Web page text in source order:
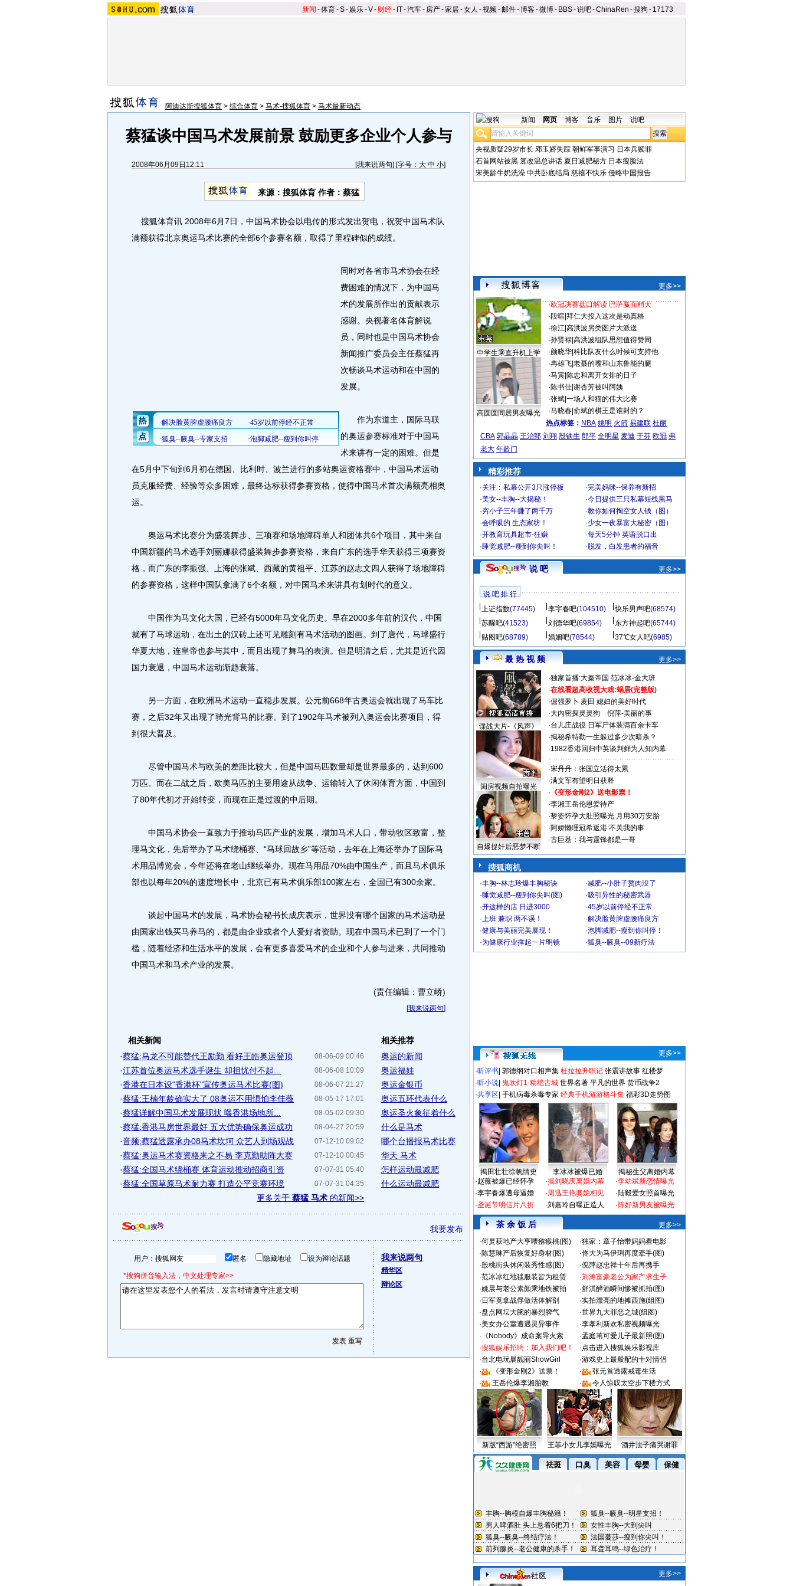
新闻 -体育-S-娱乐-V- 财经- IT-汽车- 房产-家居-女人 -视频-邮件-博客-微博- BBS-说吧-ChinaRen -搜狗 - 17173
阿迪达斯搜狐体育 > 综合体育 > 马术-搜狐体育 > 马术最新动态
蔡猛谈中国马术发展前景 鼓励更多企业个人参与
2008年06月09日12:11 [我来说两句] [字号： 大 中 小]
来源：搜狐体育 作者：蔡猛
搜狐体育讯 2008年6月7日，中国马术协会以电传的形式发出贺电，祝贺中国马术队
满额获得北京奥运马术比赛的全部6个参赛名额，取得了里程碑似的成绩。
同时对各省市马术协会在经
费困难的情况下，为中国马
术的发展所作出的贡献表示
感谢。央视著名体育解说
员，同时也是中国马术协会
新闻推广委员会主任蔡猛再
次畅谈马术运动和在中国的
发展。
作为东道主，国际马联
的奥运参赛标准对于中国马
术来讲有一定的困难。但是
在5月中下旬到6月初在德国、比利时、波兰进行的多站奥运资格赛中，中国马术运动
员克服经费、经验等众多困难，最终达标获得参赛资格，使得中国马术首次满额亮相奥
运。
奥运马术比赛分为盛装舞步、三项赛和场地障碍单人和团体共6个项目，其中来自
中国新疆的马术选手刘丽娜获得盛装舞步参赛资格，来自广东的选手华天获得三项赛资
格，而广东的李振强、上海的张斌、西藏的黄祖平、江苏的赵志文四人获得了场地障碍
的参赛资格，这样中国队拿满了6个名额，对中国马术来讲具有划时代的意义。
中国作为马文化大国，已经有5000年马文化历史。早在2000多年前的汉代，中国
就有了马球运动，在出土的汉砖上还可见雕刻有马术活动的图画。到了唐代，马球盛行
华夏大地，连皇帝也参与其中，而且出现了舞马的表演。但是明清之后，尤其是近代因
国力衰退，中国马术运动渐趋衰落。
另一方面，在欧洲马术运动一直稳步发展。公元前668年古奥运会就出现了马车比
赛，之后32年又出现了骑光背马的比赛。到了1902年马术被列入奥运会比赛项目，得
到很大普及。
尽管中国马术与欧美的差距比较大，但是中国马匹数量却是世界最多的，达到600
万匹。而在二战之后，欧美马匹的主要用途从战争、运输转入了休闲体育方面，中国到
了80年代初才开始转变，而现在正是过渡的中后期。
中国马术协会一直致力于推动马匹产业的发展，增加马术人口，带动牧区致富，整
理马文化，先后举办了马术绕桶赛、“马球回故乡”等活动，去年在上海还举办了国际马
术用品博览会，今年还将在老山继续举办。现在马用品70%由中国生产，而且马术俱乐
部也以每年20%的速度增长中，北京已有马术俱乐部100家左右，全国已有300余家。
谈起中国马术的发展，马术协会秘书长成庆表示，世界没有哪个国家的马术运动是
由国家出钱买马养马的，都是由企业或者个人爱好者资助。现在中国马术已到了一个门
槛，随着经济和生活水平的发展，会有更多喜爱马术的企业和个人参与进来，共同推动
中国马术和马术产业的发展。
(责任编辑：曹立峤)
[我来说两句]
相关新闻
08-06-09 00:46
·蔡猛:马龙不可能替代王励勤 看好王皓奥运登顶
08-06-08 10:09
·江苏首位奥运马术选手诞生 却担忧付不起...
08-06-07 21:27
·香港在日本设"香港杯"宣传奥运马术比赛(图)
08-05-17 17:01
·蔡猛:王楠年龄确实大了 08奥运不用惧怕李佳薇
08-05-02 09:30
·蔡猛详解中国马术发展现状 曝香港场地所...
08-04-27 20:59
·蔡猛:香港马房世界最好 五大优势确保奥运成功
07-12-10 09:02
·音频:蔡猛透露承办08马术坎坷 众艺人到场观战
07-12-10 00:45
·蔡猛:奥运马术赛资格来之不易 李克勤助阵大赛
07-07-31 05:40
·蔡猛:全国马术绕桶赛 体育运动推动招商引资
07-07-31 04:35
·蔡猛:全国草原马术耐力赛 打造公平竞赛环境
更多关于 蔡猛 马术 的新闻>>
相关推荐
奥运的新闻
奥运福娃
奥运金银币
奥运五环代表什么
奥运圣火象征着什么
什么是马术
哪个台播报马术比赛
华天 马术
怎样运动最减肥
什么运动最减肥
我要发布
用户： 匿名 隐藏地址 设为辩论话题
*搜狗拼音输入法，中文处理专家>>
我来说两句
精华区
辩论区
新闻 网页 博客 音乐 图片 说吧
央视质疑29岁市长 邓玉娇失踪 朝鲜军事演习 日本兵赎罪
石首网站被黑 篡改温总讲话 夏日减肥秘方 日本瘦脸法
宋美龄牛奶洗澡 中共卧底结局 慈禧不快乐 侵略中国报告
更多>>
中学生乘直升机上学
高圆圆同居男友曝光
·欧冠决赛盘口解读 巴萨赢面稍大
·段暄 拜仁大投入这次是动真格
·徐江| 高洪波另类图片大派送
·孙贤禄| 高洪波组队思想值得赞同
·颜晓华| 科比队友什么时候可支持他
·冉雄飞| 老聂的嘴和山东鲁能的腿
·马寅| 陈忠和离开女排的日子
·陈书佳| 谢杏芳被叫阿姨
·张斌| 一场人和猫的伟大比赛
·马晓春| 俞斌的棋王是谁封的？
热点标签： NBA 姚明 火箭 易建联 杜丽
CBA 郭晶晶 王治郅 刘翔 殷铁生 郎平 全明星 麦迪 于芬 欧冠 弗
老大 年龄门
精彩推荐
·关注：私幕公开3只涨停板 ·完美妈咪--保养有新招
·美女--丰胸--大揭秘！ ·今日提供三只私幕短线黑马
·穷小子三年赚了两千万 ·教你如何掏空女人钱（图）
·会呼吸的 生态家纺！ ·少女一夜暴富大秘密（图）
·开教育玩具超市-狂赚 ·每天5分钟 英语脱口出
·睡觉减肥--瘦到你尖叫！ · 脱发，白发患者的福音
说 吧 更多>>
说 吧 排 行
上证指数(77445) 李宇春吧(104510) 快乐男声吧(68574)
苏醒吧(41523) 刘德华吧(69854) 东方神起吧(65744)
贴图吧(68789) 婚姻吧(78544) 37℃女人吧(6985)
最 热 视 频 更多>>
谍战大片-《风声》
闺房视频自拍曝光
自爆捉奸后恶梦不断
·独家首播:大秦帝国 范冰冰-金大班
·在线看超高收视大戏:蜗居(完整版)
·倔强萝卜 麦田 媳妇的美好时代
·大内密探灵灵狗
倪萍-美丽的事
·台儿庄战役 日军尸体装满百余卡车
·揭秘希特勒一生躲过多少次暗杀？
·1982香港回归中英谈判鲜为人知内幕
·宋丹丹：张国立活得太累
·满文军有望明日获释
· 《变形金刚2》送电影票！
·李湘王岳伦恩爱待产
·黎姿怀孕大肚照曝光 月用30万安胎
·阿娇懒理冠希返港:不关我的事
·古巨基：我与霆锋都是一哥
搜狐商机
·丰胸--林志玲爆丰胸秘诀 ·减肥--小肚子赘肉没了
·睡觉减肥--瘦到你尖叫(图) ·吸引异性的秘密武器
·开这样的店 日进3000 ·45岁以前停经不正常
·上班 兼职 两不误！ ·解决脸黄脾虚腰痛良方
·健康与美丽完美展现！ ·泡脚减肥--瘦到你叫停！
·为健康行业撑起一片明镜 ·狐臭--腋臭--09新疗法
更多>>
·听评书 郭德纲对口相声集 杜拉拉升职记 张震讲故事 红楼梦
·听小说 鬼吹灯1-精绝古城 世界名著 平凡的世界 货币战争2
·共享区 手机病毒杀毒专家 经典手机游游格斗集 福彩3D走势图
揭田壮壮徐帆情史 李冰冰被爆已婚
揭秘生父离婚内幕
·赵薇被爆已经怀孕
·李宇春爆遭母逼婚
·圣诞节明信片八折
·揭刘晓庆离婚内幕
·周迅王艳婆媳相见
·刘嘉玲自曝正造人
·李幼斌新恋情曝光
·陆毅爱女照首曝光
·陈好新男友被曝光
茶 余 饭 后
更多>>
·何炅获地产大亨喂猕猴桃(图) ·独家：章子怡带妈妈看电影
·陈慧琳产后恢复好身材(图) ·佟大为马伊琍再度牵手(图)
·殷桃街头休闲装秀性感(图) ·倪萍赵忠祥十年后再携手
·范冰冰红地毯服装皆为租赁 ·刘涛富豪老公为家产求生子
·姚晨与老公素颜乘地铁被拍 ·舒淇醉酒瞬间惨被抓拍(图)
· 日军竟拿战俘做活体解剖 ·实拍漂亮的地摊西施(组图)
·盘点网坛大腕的暴烈脾气 ·世界九大罪恶之城(组图)
·美女办公室遭遇灵异事件 ·李孝利新欢私密视频曝光
· 《Nobody》成命案导火索 ·孟庭苇可爱儿子最新照(图)
·搜狐娱乐招聘：加入我们吧！ ·点击进入搜狐娱乐影视库
·台北电玩展靓丽ShowGirl ·游戏史上最般配的十对情侣
·
《变形金刚2》送票！ ·
张元首透露戒毒生活
·
王岳伦爆李湘胎教 · 令人惊叹太空步下楼方式
新版“西游”绝密照 王菲小女儿李嫣曝光 酒井法子痛哭谢罪
更多>>